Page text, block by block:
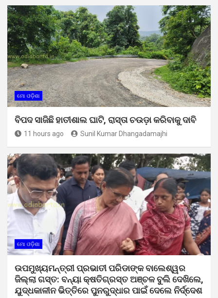
ମୋ ଓଡ଼ିଶା
ବିପଦ ସାଜିଛି ହାତୀଶାଲ ଘାଟି, ରାସ୍ତା ଚଉଡ଼ା କରିବାକୁ ଦାବି
11 hours ago Sunil Kumar Dhangadamajhi
ମୋ ଓଡ଼ିଶା
ଉପମୁଖ୍ୟମନ୍ତ୍ରୀ ପ୍ରଭାତୀ ପରିଡାଙ୍କ ବାଲେଶ୍ୱର
ଜିଲ୍ଲା ଗସ୍ତ: ବନ୍ୟା କ୍ଷତିଗ୍ରସ୍ତ ଅଞ୍ଚଳ ବୁଲି ଦେଖିଲେ,
ଯୁଦ୍ଧକାଳୀନ ଭିତ୍ତିରେ ପୁନରୁଦ୍ଧାର ପାଇଁ ଦେଲେ ନିର୍ଦ୍ଦେଶ